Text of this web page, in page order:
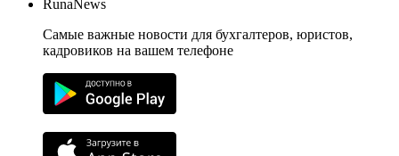
RunaNews
Самые важные новости для бухгалтеров, юристов,
кадровиков на вашем телефоне